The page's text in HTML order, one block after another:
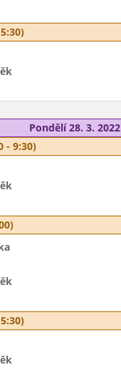
Pondělí 28. 3. 2022
- 9:30)